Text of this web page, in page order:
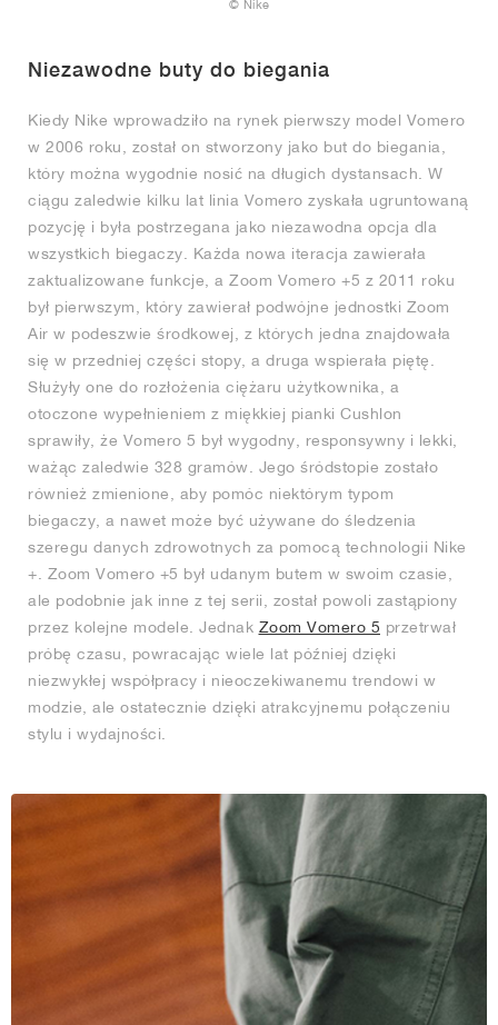
KILLSHOT 2
TOTAL 90
AVA ROVER
AIR RIFT
MOTO 2K
PHENOMENA
1000
ITALIA
FORUM
HAMBURG
LEGACY 312
JUMPMAN JACK
ALLERDALE
2000
204L
G.T. FUTURE
PS8
VERTEBRAE
AIR MAX 95
ALOHA SUPER
600
808
933
© Nike
Niezawodne buty do biegania
Kiedy Nike wprowadziło na rynek pierwszy model Vomero
w 2006 roku, został on stworzony jako but do biegania,
który można wygodnie nosić na długich dystansach. W
ciągu zaledwie kilku lat linia Vomero zyskała ugruntowaną
pozycję i była postrzegana jako niezawodna opcja dla
wszystkich biegaczy. Każda nowa iteracja zawierała
zaktualizowane funkcje, a Zoom Vomero +5 z 2011 roku
był pierwszym, który zawierał podwójne jednostki Zoom
Air w podeszwie środkowej, z których jedna znajdowała
się w przedniej części stopy, a druga wspierała piętę.
Służyły one do rozłożenia ciężaru użytkownika, a
otoczone wypełnieniem z miękkiej pianki Cushlon
sprawiły, że Vomero 5 był wygodny, responsywny i lekki,
ważąc zaledwie 328 gramów. Jego śródstopie zostało
również zmienione, aby pomóc niektórym typom
biegaczy, a nawet może być używane do śledzenia
szeregu danych zdrowotnych za pomocą technologii Nike
+. Zoom Vomero +5 był udanym butem w swoim czasie,
ale podobnie jak inne z tej serii, został powoli zastąpiony
przez kolejne modele. Jednak Zoom Vomero 5 przetrwał
próbę czasu, powracając wiele lat później dzięki
niezwykłej współpracy i nieoczekiwanemu trendowi w
modzie, ale ostatecznie dzięki atrakcyjnemu połączeniu
stylu i wydajności.